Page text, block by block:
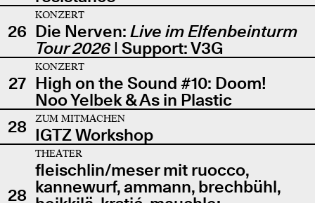
26
KONZERT
Die Nerven: Live im Elfenbeinturm
Tour 2026| Support: V3G
27
KONZERT
High on the Sound #10: Doom!
Noo Yelbek & As in Plastic
28
ZUM MITMACHEN
IGTZ Workshop
28
THEATER
fleischlin/meser mit ruocco,
kannewurf, ammann, brechbühl,